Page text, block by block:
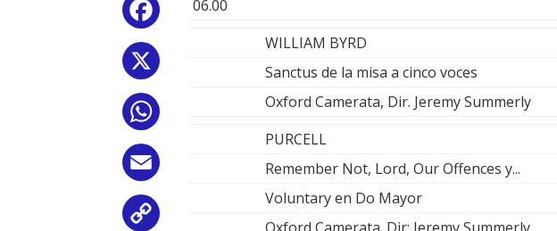
Facebook
06.00
WILLIAM BYRD
Sanctus de la misa a cinco voces
Oxford Camerata, Dir. Jeremy Summerly
PURCELL
Remember Not, Lord, Our Offences y...
Voluntary en Do Mayor